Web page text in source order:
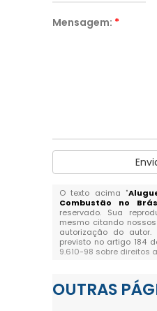
Mensagem: *
O texto acima "
Combustão no
reservado. Sua
mesmo citando
autorização do
previsto no artigo 184
9.610-98 sobre direitos
OUTRAS